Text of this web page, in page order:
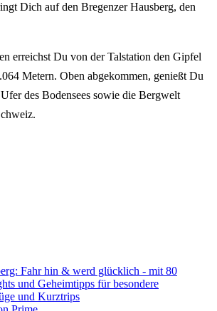
Dich auf den Bregenzer Hausberg, den
erreichst Du von der Talstation den Gipfel
Metern. Oben abgekommen, genießt Du
des Bodensees sowie die Bergwelt
Fahr hin & werd glücklich - mit 80
und Geheimtipps für besondere
und Kurztrips